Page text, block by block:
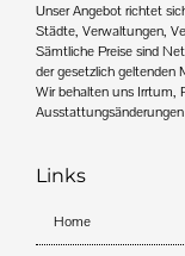
Unser Angebot richtet
Städte, Verwaltungen,
Sämtliche Preise sind
der gesetzlich geltenden
Wir behalten uns Irrtum,
Links
Home